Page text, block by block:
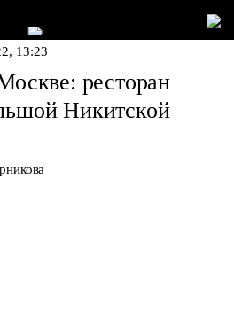
13:23
ресторан
Никитской